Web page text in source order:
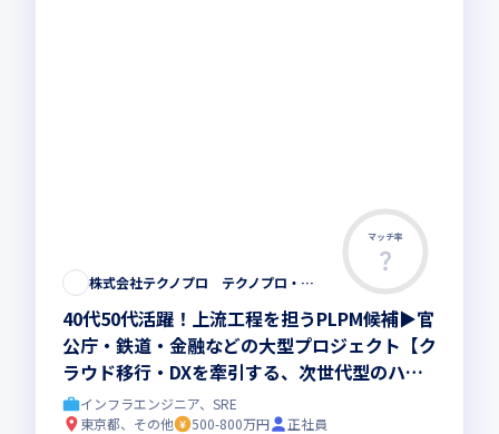
マッチ率
株式会社テクノプロ テクノプロ・エンジニアリング社
40代50代活躍！上流工程を担うPLPM候補▶︎官
公庁・鉄道・金融などの大型プロジェクト【ク
ラウド移行・DXを牽引する、次世代型のハイ
ブリッド・インフラエンジニア 】
インフラエンジニア、SRE
東京都、その他
500-800万円
正社員